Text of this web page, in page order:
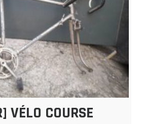
VÉLO COURSE